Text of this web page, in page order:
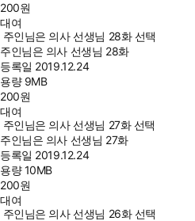
200원
대여
주인님은 의사 선생님 28화 선택
주인님은 의사 선생님 28화
등록일 2019.12.24
용량 9MB
200원
대여
주인님은 의사 선생님 27화 선택
주인님은 의사 선생님 27화
등록일 2019.12.24
용량10MB
200원
대여
주인님은 의사 선생님 26화 선택